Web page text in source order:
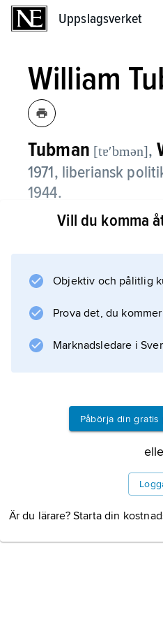
Uppslagsverket
William
Tubman [tɐʹbmən],
1971, liberiansk
1944.
Som medlem av sitt
efter juristexamen 1918
afrikanska majoritet,
hållits utanför politiken,
slavättlingarnas True
Information om
Vill du komma
Objektiv och pålitlig
Prova det, du
Marknadsledare i
Påbörja din
Är du lärare? Starta din